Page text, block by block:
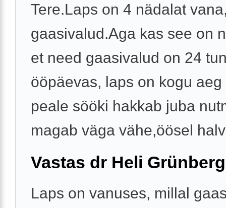
Tere.Laps on 4 nädalat
gaasivalud.Aga kas see on
et need gaasivalud on 24
ööpäevas, laps on kogu aeg
peale sööki hakkab juba
magab väga vähe,öösel
Vastas dr Heli Grünberg
Laps on vanuses, millal